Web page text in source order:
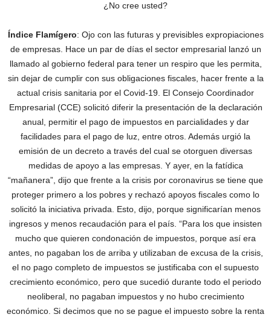
¿No cree usted?
Índice Flamígero: Ojo con las futuras y previsibles expropiaciones
de empresas. Hace un par de días el sector empresarial lanzó un
llamado al gobierno federal para tener un respiro que les permita,
sin dejar de cumplir con sus obligaciones fiscales, hacer frente a la
actual crisis sanitaria por el Covid-19. El Consejo Coordinador
Empresarial (CCE) solicitó diferir la presentación de la declaración
anual, permitir el pago de impuestos en parcialidades y dar
facilidades para el pago de luz, entre otros. Además urgió la
emisión de un decreto a través del cual se otorguen diversas
medidas de apoyo a las empresas. Y ayer, en la fatídica
“mañanera”, dijo que frente a la crisis por coronavirus se tiene que
proteger primero a los pobres y rechazó apoyos fiscales como lo
solicitó la iniciativa privada. Esto, dijo, porque significarían menos
ingresos y menos recaudación para el país. “Para los que insisten
mucho que quieren condonación de impuestos, porque así era
antes, no pagaban los de arriba y utilizaban de excusa de la crisis,
el no pago completo de impuestos se justificaba con el supuesto
crecimiento económico, pero que sucedió durante todo el periodo
neoliberal, no pagaban impuestos y no hubo crecimiento
económico. Si decimos que no se pague el impuesto sobre la renta